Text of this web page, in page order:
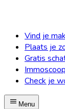
Vind je
Plaats je
Gratis
Check je
Menu